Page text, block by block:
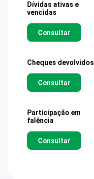
Dívidas ativas e
vencidas
Consultar
Cheques devolvidos
Consultar
Participação em
falência
Consultar